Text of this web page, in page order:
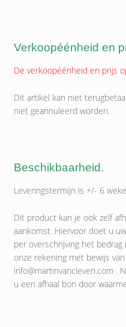
Verkoopéénheid en
De verkoopéénheid en prijs
Dit artikel kan niet
niet geannuleerd worden.
Beschikbaarheid.
Leveringstermijn is +/- 6
Dit product kan je ook zelf
aankomst. Hiervoor doet u
per overschrijving het
onze rekening met bewijs
info@martinvancleven.com .
u een afhaal bon door